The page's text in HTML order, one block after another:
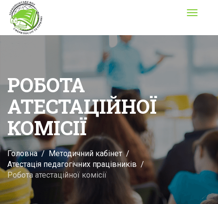
Toggle
РОБОТА
АТЕСТАЦІЙНОЇ
КОМІСІЇ
Головна
Методичний кабінет
Атестація педагогічних працівників
Робота атестаційної комісії